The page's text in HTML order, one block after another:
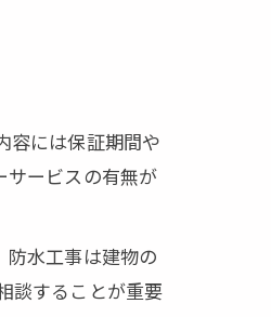
容には保証期間や
サービスの有無が
水工事は建物の
談することが重要